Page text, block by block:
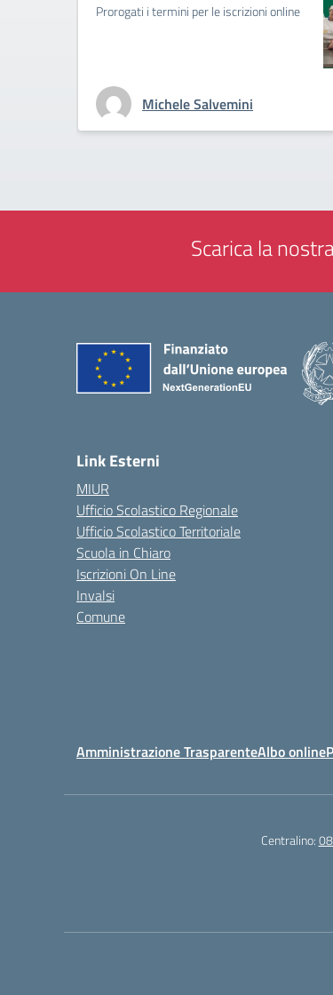
Prorogati i termini per le iscrizioni online
Michele Salvemini
Scarica la
Link Esterni
MIUR
Ufficio Scolastico Regionale
Ufficio Scolastico Territoriale
Scuola in Chiaro
Iscrizioni On Line
Invalsi
Comune
Amministrazione TrasparenteAlbo online
Centralino: